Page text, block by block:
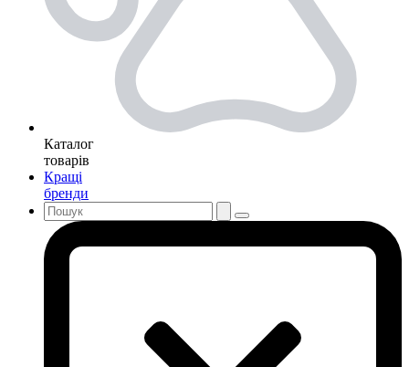
Каталог
товарів
Кращі
бренди